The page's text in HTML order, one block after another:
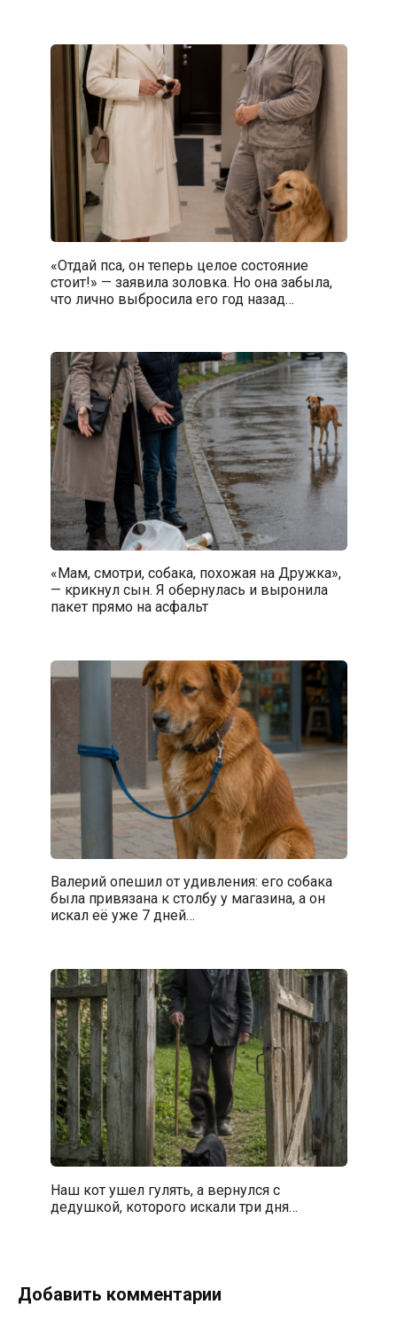
«Отдай пса, он теперь целое состояние
стоит!» — заявила золовка. Но она забыла,
что лично выбросила его год назад…
«Мам, смотри, собака, похожая на Дружка»,
— крикнул сын. Я обернулась и выронила
пакет прямо на асфальт
Валерий опешил от удивления: его собака
была привязана к столбу у магазина, а он
искал её уже 7 дней…
Наш кот ушел гулять, а вернулся с
дедушкой, которого искали три дня…
Добавить комментарии